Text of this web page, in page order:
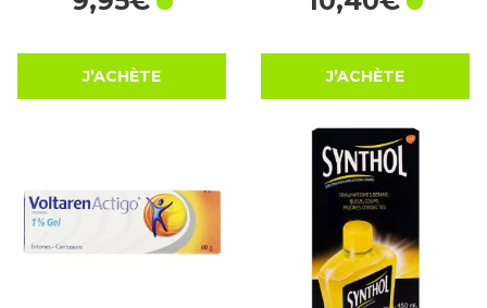
J’ACHÈTE J’ACHÈTE